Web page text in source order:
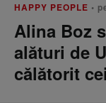
HAPPY PEOPLE •
Alina Boz
alături de
călătorit